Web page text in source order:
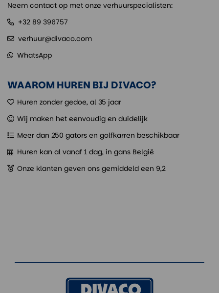
Neem contact op met onze verhuurspecialisten:
+32 89 396757
verhuur@divaco.com
WhatsApp
WAAROM HUREN BIJ DIVACO?
Huren zonder gedoe, al 35 jaar
Wij maken het eenvoudig en duidelijk
Meer dan 250 gators en golfkarren beschikbaar
Huren kan al vanaf 1 dag, in gans België
Onze klanten geven ons gemiddeld een 9,2